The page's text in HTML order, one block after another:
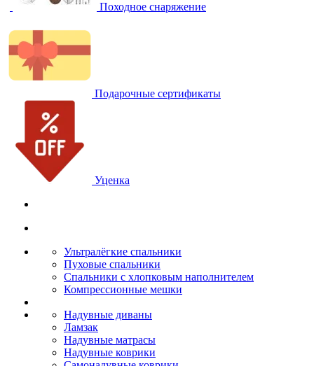
Походное снаряжение
Подарочные сертификаты
Уценка
Ультралёгкие спальники
Пуховые спальники
Спальники с хлопковым наполнителем
Компрессионные мешки
Надувные диваны
Ламзак
Надувные матрасы
Надувные коврики